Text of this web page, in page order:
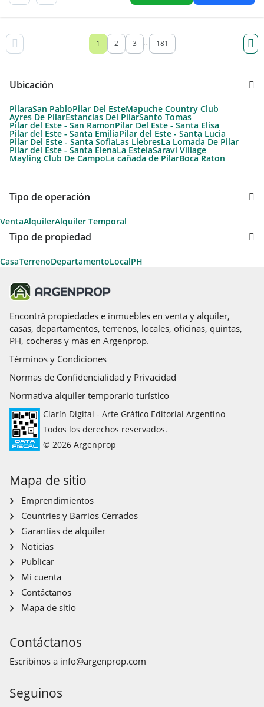
1 2 3 ... 181
Ubicación
PilaraSan PabloPilar Del EsteMapuche Country Club
Ayres De PilarEstancias Del PilarSanto Tomas
Pilar del Este - San RamonPilar Del Este - Santa Elisa
Pilar del Este - Santa EmiliaPilar del Este - Santa Lucia
Pilar Del Este - Santa SofiaLas LiebresLa Lomada De Pilar
Pilar del Este - Santa ElenaLa EstelaSaravi Village
Mayling Club De CampoLa cañada de PilarBoca Raton
Tipo de operación
VentaAlquilerAlquiler Temporal
Tipo de propiedad
CasaTerrenoDepartamentoLocalPH
Encontrá propiedades e inmuebles en venta y alquiler,
casas, departamentos, terrenos, locales, oficinas, quintas,
PH, cocheras y más en Argenprop.
Términos y Condiciones
Normas de Confidencialidad y Privacidad
Normativa alquiler temporario turístico
Clarín Digital - Arte Gráfico Editorial Argentino
Todos los derechos reservados.
© 2026 Argenprop
Mapa de sitio
Emprendimientos
Countries y Barrios Cerrados
Garantías de alquiler
Noticias
Publicar
Mi cuenta
Contáctanos
Mapa de sitio
Contáctanos
Escribinos a info@argenprop.com
Seguinos